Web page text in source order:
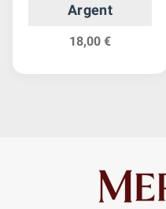
Argent
18,00 €